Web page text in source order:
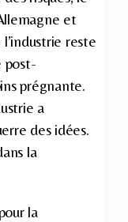
et
l’industrie reste
post-
prégnante.
a
des idées.
la
la